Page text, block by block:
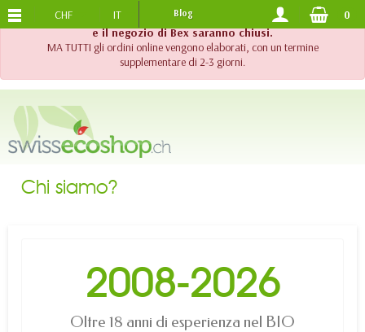
!! Importante !! Fino al 20 agosto 2026, l'assistenza telefonica
e il negozio di Bex saranno chiusi.
MA TUTTI gli ordini online vengono elaborati, con un termine
supplementare di 2-3 giorni.
SPEDIZIONE GRATUITADA 120.-
CHF IT Blog 0
Chi siamo?
2008-2026
Oltre 18 anni di esperienza nel BIO